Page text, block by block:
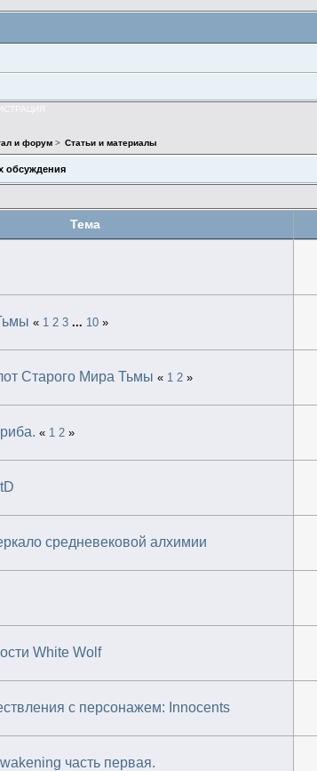
и форум> Статьи и материалы
обсуждения
Тема
« 1 2 3 ... 10 »
Старого Мира Тьмы « 1 2 »
« 1 2 »
средневековой алхимии
White Wolf
с персонажем: Innocents
часть первая.